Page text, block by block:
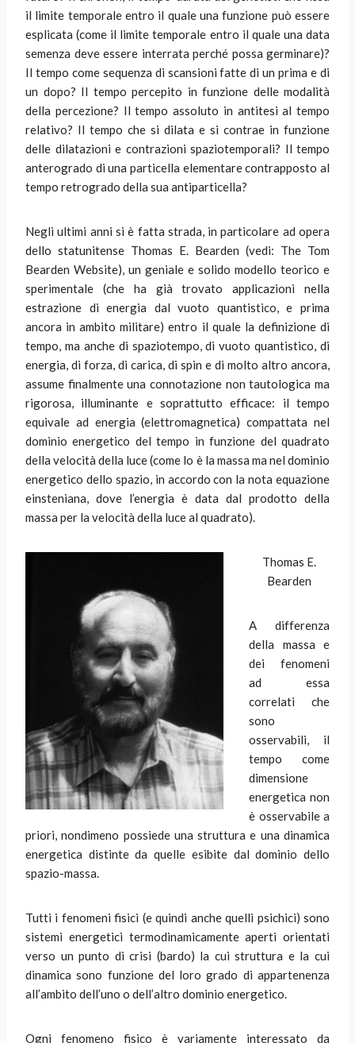
il limite temporale entro il quale una funzione può essere
esplicata (come il limite temporale entro il quale una data
semenza deve essere interrata perché possa germinare)?
Il tempo come sequenza di scansioni fatte di un prima e di
un dopo? Il tempo percepito in funzione delle modalità
della percezione? Il tempo assoluto in antitesi al tempo
relativo? Il tempo che si dilata e si contrae in funzione
delle dilatazioni e contrazioni spaziotemporali? Il tempo
anterogrado di una particella elementare contrapposto al
tempo retrogrado della sua antiparticella?
Negli ultimi anni si è fatta strada, in particolare ad opera
dello statunitense Thomas E. Bearden (vedi: The Tom
Bearden Website), un geniale e solido modello teorico e
sperimentale (che ha già trovato applicazioni nella
estrazione di energia dal vuoto quantistico, e prima
ancora in ambito militare) entro il quale la definizione di
tempo, ma anche di spaziotempo, di vuoto quantistico, di
energia, di forza, di carica, di spin e di molto altro ancora,
assume finalmente una connotazione non tautologica ma
rigorosa, illuminante e soprattutto efficace: il tempo
equivale ad energia (elettromagnetica) compattata nel
dominio energetico del tempo in funzione del quadrato
della velocità della luce (come lo è la massa ma nel dominio
energetico dello spazio, in accordo con la nota equazione
einsteniana, dove l’energia è data dal prodotto della
massa per la velocità della luce al quadrato).
Thomas E.
Bearden
A differenza
della massa e
dei fenomeni
ad essa
correlati che
sono
osservabili, il
tempo come
dimensione
energetica non
è osservabile a
priori, nondimeno possiede una struttura e una dinamica
energetica distinte da quelle esibite dal dominio dello
spazio-massa.
Tutti i fenomeni fisici (e quindi anche quelli psichici) sono
sistemi energetici termodinamicamente aperti orientati
verso un punto di crisi (bardo) la cui struttura e la cui
dinamica sono funzione del loro grado di appartenenza
all’ambito dell’uno o dell’altro dominio energetico.
Ogni fenomeno fisico è variamente interessato da